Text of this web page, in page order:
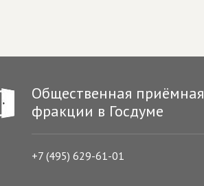
Общественная приёмная
фракции в Госдуме
+7 (495) 629-61-01